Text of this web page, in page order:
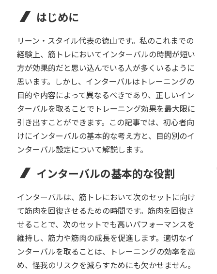
はじめに
リーン・スタイル代表の徳山です。私のこれまでの
経験上、筋トレにおいてインターバルの時間が短い
方が効果的だと思い込んでいる人が多くいるように
思います。しかし、インターバルはトレーニングの
目的や内容によって異なるべきであり、正しいイン
ターバルを取ることでトレーニング効果を最大限に
引き出すことができます。この記事では、初心者向
けにインターバルの基本的な考え方と、目的別のイ
ンターバル設定について解説します。
インターバルの基本的な役割
インターバルは、筋トレにおいて次のセットに向け
て筋肉を回復させるための時間です。筋肉を回復さ
せることで、次のセットでも高いパフォーマンスを
維持し、筋力や筋肉の成長を促進します。適切なイ
ンターバルを取ることは、トレーニングの効率を高
め、怪我のリスクを減らすためにも欠かせません。